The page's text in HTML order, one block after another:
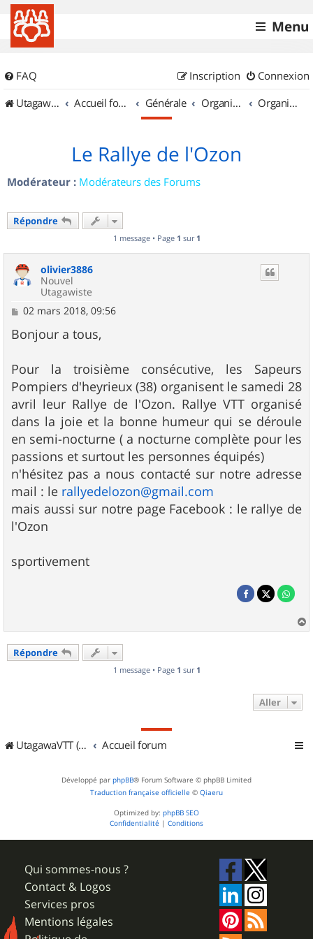
Menu
FAQ Connexion
Inscription
UtagawaVTT (Randos VTT et VTTAE avec traces GPS)
Accueil forum Générale Organisation de sorties & Recherche de partenaires Organisation de sorties en région Rhône Alpes
Le Rallye de l'Ozon
Modérateur : Modérateurs des Forums
Répondre
1 message • Page 1 sur 1
olivier3886
Nouvel
Utagawiste
M
s
s
g
e
02 mars 2018, 09:56
Bonjour a tous,
Pour la troisième consécutive, les Sapeurs
Pompiers d'heyrieux (38) organisent le samedi 28
avril leur Rallye de l'Ozon. Rallye VTT organisé
dans la joie et la bonne humeur qui se déroule
en semi-nocturne ( a nocturne complète pour les
passions et surtout les personnes équipés)
n'hésitez pas a nous contacté sur notre adresse
mail : le rallyedelozon@gmail.com
mais aussi sur notre page Facebook : le rallye de
l'Ozon
sportivement
a
Répondre
1 message • Page 1 sur 1
Aller
UtagawaVTT (Randos VTT et VTTAE avec traces GPS) Accueil forum
Développé par phpBB® Forum Software © phpBB Limited
Traduction française officielle © Qiaeru
Optimized by: phpBB SEO
Confidentialité | Conditions
Qui sommes-nous ?
Contact & Logos
Services pros
Mentions légales